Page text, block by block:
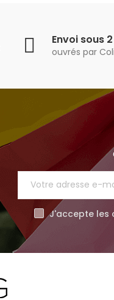
Envoi sous
ouvrés par
J'accepte les